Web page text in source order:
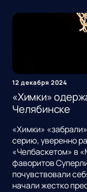
12 декабря 2024
«Химки»
Челябинске
«Химки»
серию, уверенно
«Челбаскетом» в
фаворитов
почувствовали
начали жестко